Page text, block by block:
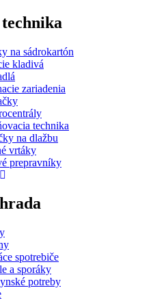
na sádrokartón
kladivá
zariadenia
technika
na dlažbu
vrtáky
prepravníky
spotrebiče
a sporáky
potreby